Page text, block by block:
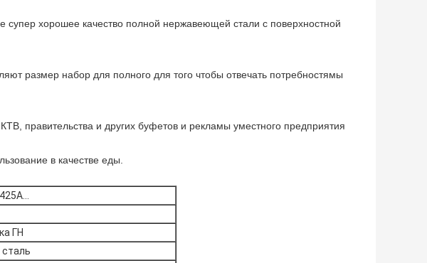
супер хорошее качество полной нержавеющей стали с поверхностной
размер набор для полного для того чтобы отвечать потребностямы
правительства и других буфетов и рекламы уместного предприятия
в качестве еды.
ГН